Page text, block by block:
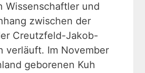
Wissenschaftler und
zwischen der
Creutzfeld-Jakob-
verläuft. Im November
geborenen Kuh